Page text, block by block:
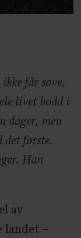
får sove.
livet bodd i
dager, men
det første.
Han
av
landet –